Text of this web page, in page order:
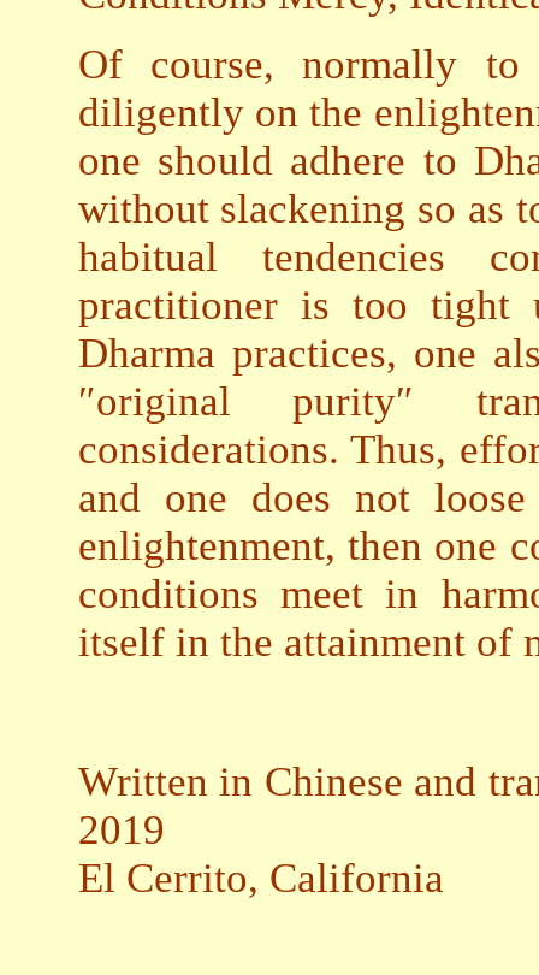
Of course, normally to
diligently on the
one should adhere to
without slackening so as
habitual tendencies
practitioner is too tight
Dharma practices, one
″original purity″
considerations. Thus,
and one does not
enlightenment, then one
conditions meet in
itself in the attainment of
Written in Chinese and
2019
El Cerrito, California